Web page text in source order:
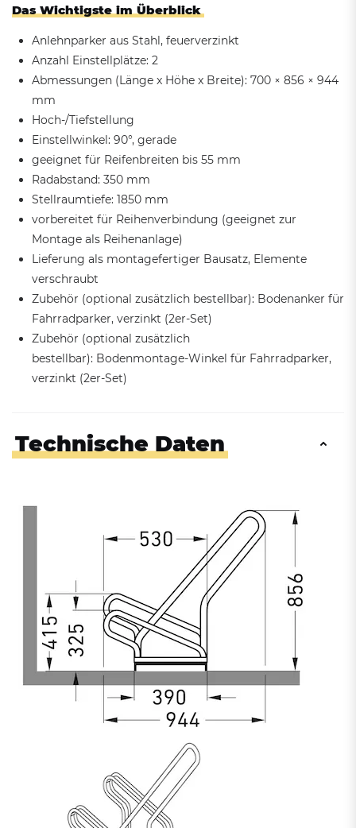
Das Wichtigste im Überblick
Anlehnparker aus Stahl, feuerverzinkt
Anzahl Einstellplätze: 2
Abmessungen (Länge x Höhe x Breite): 700 × 856 × 944
mm
Hoch-/Tiefstellung
Einstellwinkel: 90°, gerade
geeignet für Reifenbreiten bis 55 mm
Radabstand: 350 mm
Stellraumtiefe: 1850 mm
vorbereitet für Reihenverbindung (geeignet zur
Montage als Reihenanlage)
Lieferung als montagefertiger Bausatz, Elemente
verschraubt
Zubehör (optional zusätzlich bestellbar): Bodenanker für
Fahrradparker, verzinkt (2er-Set)
Zubehör (optional zusätzlich
bestellbar): Bodenmontage-Winkel für Fahrradparker,
verzinkt (2er-Set)
Technische Daten